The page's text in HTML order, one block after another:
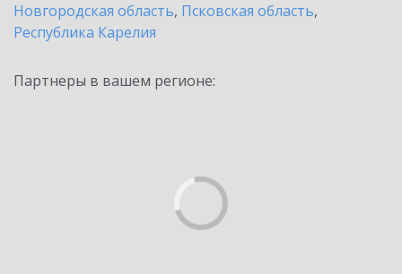
Новгородская область, Псковская область,
Республика Карелия
Партнеры в вашем регионе: